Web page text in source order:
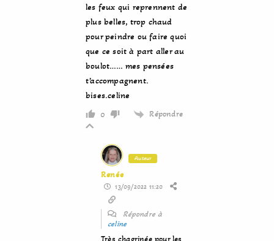
les feux qui reprennent de
plus belles, trop chaud
pour peindre ou faire quoi
que ce soit à part aller au
boulot…… mes pensées
t’accompagnent.
bises.celine
0 Répondre
Auteur
Renée
13/09/2022 11:20
Répondre à
celine
Très chagrinée pour les